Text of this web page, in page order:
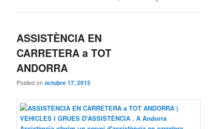
ASSISTÈNCIA EN
CARRETERA a TOT
ANDORRA
Posted onoctubre 17, 2015